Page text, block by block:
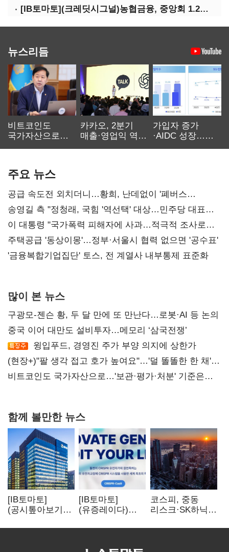
[IB토마토](크레딧시그널)농협금융, 중앙회 1.2조 지원받아 생산적금융 확대
뉴스리듬
비트코인도
국가자산으로…'
카카오, 2분기
매출·영업익 역대
가입자 증가
·AIDC 성장…
주요 뉴스
공급 속도전 외치더니…황희, 난데없이 '폐버스
리모델링' 제안
송영길 측 "정청래, 국힘 '역선택' 대상…민주당 대표로
총선 지휘 못해"
이 대통령 "국가폭력 피해자에 사과…적극적 조사로
진실 밝혀야"
주택공급 '동상이몽'…정부·서울시 협력 없으면 '공수표'
'금융복합기업집단' 토스, 전 계열사 내부통제 표준화
많이 본 뉴스
구광모-젠슨 황, 두 달 만에 또 만난다…로봇·AI 등 논의
중국 이어 대만도 설비투자…메모리 ‘삼국전쟁’
윙입푸드, 경영진 주가 부양 의지에 상한가
(현장+)"팔 생각 접고 호가 높여요"…'덜 똘똘한 한 채'
20억 키맞추기
비트코인도 국가자산으로…'보관·평가·처분' 기준은
함께 볼만한 뉴스
[IB토마토]
(공시톺아보기)
바로 매출로
[IB토마토]
(유증레이다)
3분의 1 토막…
코스피, 중동
리스크·SK하닉
뒷걸음